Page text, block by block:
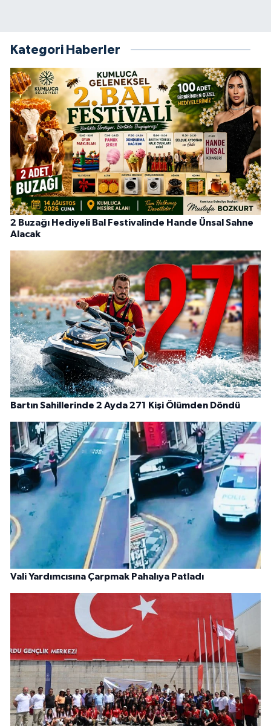
Kategori Haberler
2 Buzağı Hediyeli Bal Festivalinde Hande Ünsal Sahne
Alacak
Bartın Sahillerinde 2 Ayda 271 Kişi Ölümden Döndü
Vali Yardımcısına Çarpmak Pahalıya Patladı